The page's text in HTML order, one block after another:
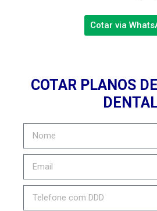
Cotar via
COTAR PLANOS